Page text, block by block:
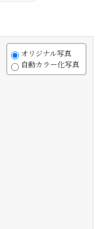
オリジナル写真
自動カラー化写真